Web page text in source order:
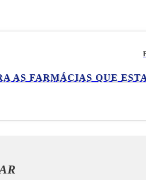
AS FARMÁCIAS QUE